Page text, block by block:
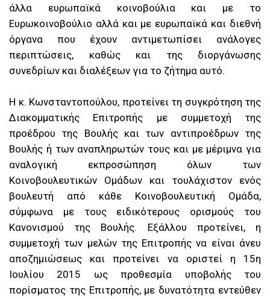
άλλα ευρωπαϊκά κοινοβούλια και με το
Ευρωκοινοβούλιο αλλά και με ευρωπαϊκά και διεθνή
όργανα που έχουν αντιμετωπίσει ανάλογες
περιπτώσεις, καθώς και της διοργάνωσης
συνεδρίων και διαλέξεων για το ζήτημα αυτό.
Η κ. Κωνσταντοπούλου, προτείνει τη συγκρότηση της
Διακομματικής Επιτροπής με συμμετοχή της
προέδρου της Βουλής και των αντιπροέδρων της
Βουλής ή των αναπληρωτών τους και με μέριμνα για
αναλογική εκπροσώπηση όλων των
Κοινοβουλευτικών Ομάδων και τουλάχιστον ενός
βουλευτή από κάθε Κοινοβουλευτική Ομάδα,
σύμφωνα με τους ειδικότερους ορισμούς του
Κανονισμού της Βουλής. Εξάλλου προτείνει, η
συμμετοχή των μελών της Επιτροπής να είναι άνευ
αποζημιώσεως και προτείνει να οριστεί η 15η
Ιουλίου 2015 ως προθεσμία υποβολής του
πορίσματος της Επιτροπής, με δυνατότητα εντεύθεν